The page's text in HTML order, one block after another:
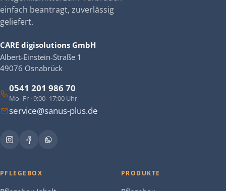
einfach beantragt, zuverlässig
geliefert.
CARE digisolutions GmbH
Albert-Einstein-Straße 1
49076 Osnabrück
0541 201 986 70
Mo–Fr · 9:00–17:00 Uhr
service@sanus-plus.de
PFLEGEBOX PRODUKTE